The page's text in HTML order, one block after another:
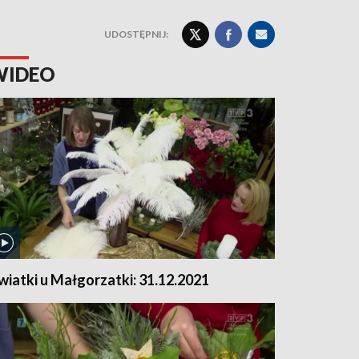
UDOSTĘPNIJ:
u Małgorzatki: 31.12.2021